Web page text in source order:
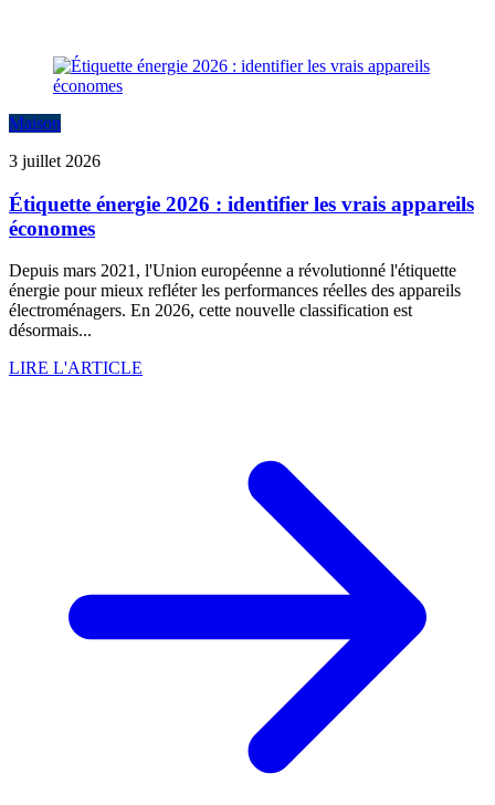
Maison
3 juillet 2026
Étiquette énergie 2026 : identifier les vrais appareils
économes
Depuis mars 2021, l'Union européenne a révolutionné l'étiquette
énergie pour mieux refléter les performances réelles des appareils
électroménagers. En 2026, cette nouvelle classification est
désormais...
LIRE L'ARTICLE